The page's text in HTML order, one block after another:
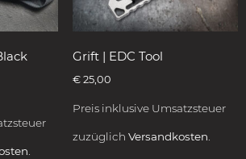
Grift | EDC Tool
€25,00
Preis inklusive Umsatzsteuer
zuzüglich Versandkosten.